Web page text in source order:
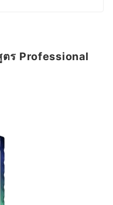
ตร Professional